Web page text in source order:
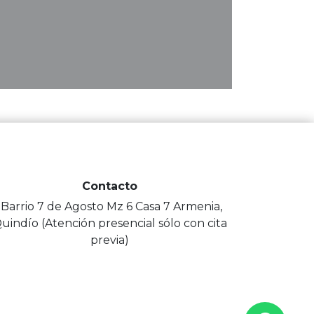
Contacto
7 de Agosto Mz 6 Casa 7 Armenia,
(Atención presencial sólo con cita
previa)